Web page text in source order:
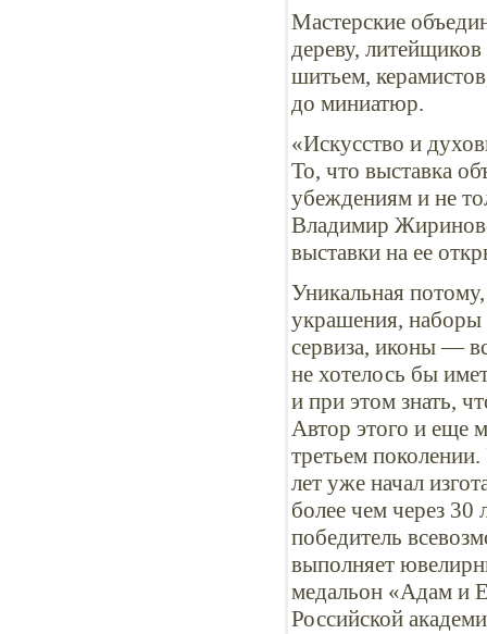
Мастерские
дереву,
шитьем,
до миниатюр.
«Искусство и
То, что выставка
убеждениям и не
Владимир
выставки на ее
Уникальная
украшения, наборы
сервиза, иконы —
не хотелось бы
и при этом знать,
Автор этого и еще
третьем
лет уже начал
более чем через 30
победитель
выполняет
медальон «Адам и
Российской